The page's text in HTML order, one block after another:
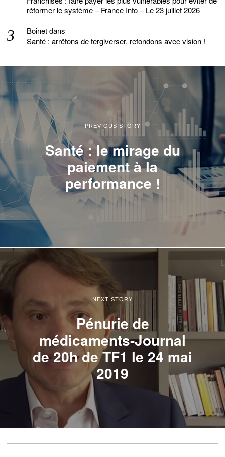
réformer le système – France Info – Le 23 juillet 2026
Boinetdans
Santé : arrêtons de tergiverser, refondons avec vision !
PREVIOUS STORY
Santé : le mirage du
paiement à la
performance !
NEXT STORY
Pénurie de
médicaments-Journal
de 20h de TF1 le 24 mai
2019